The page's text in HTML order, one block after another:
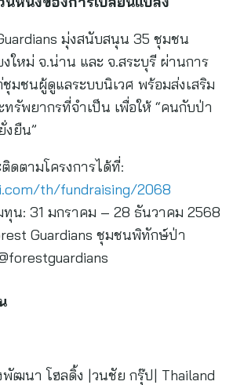
มุ่งสนับสนุน 35 ชุมชน
ใหม่ จ.น่าน และ จ.สระบุรี ผ่านการ
มชนผู้ดูแลระบบนิเวศ พร้อมส่งเสริม
รัพยากรที่จำเป็น เพื่อให้ “คนกับป่า
งยืน”
ดตามโครงการได้ที่:
th/fundraising/2068
ทุน: 31 มกราคม – 28 ธันวาคม 2568
Guardians ชุมชนพิทักษ์ป่า
ฒนา โฮลดิ้ง |วนชัย กรุ๊ป| Thailand